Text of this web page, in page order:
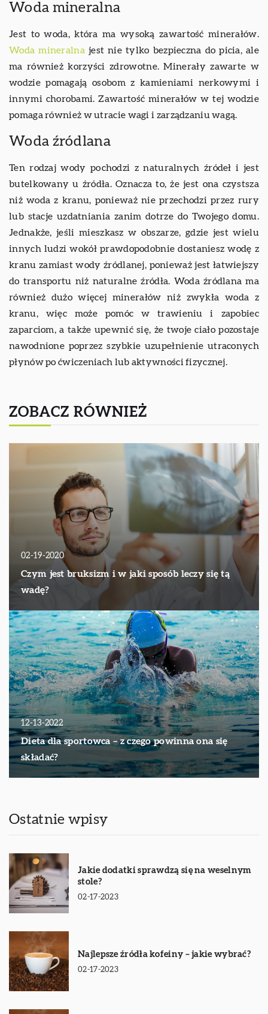
Woda mineralna
Jest to woda, która ma wysoką zawartość minerałów.
Woda mineralnajest nie tylko bezpieczna do picia, ale
ma również korzyści zdrowotne. Minerały zawarte w
wodzie pomagają osobom z kamieniami nerkowymi i
innymi chorobami. Zawartość minerałów w tej wodzie
pomaga również w utracie wagi i zarządzaniu wagą.
Woda źródlana
Ten rodzaj wody pochodzi z naturalnych źródeł i jest
butelkowany u źródła. Oznacza to, że jest ona czystsza
niż woda z kranu, ponieważ nie przechodzi przez rury
lub stacje uzdatniania zanim dotrze do Twojego domu.
Jednakże, jeśli mieszkasz w obszarze, gdzie jest wielu
innych ludzi wokół prawdopodobnie dostaniesz wodę z
kranu zamiast wody źródlanej, ponieważ jest łatwiejszy
do transportu niż naturalne źródła. Woda źródlana ma
również dużo więcej minerałów niż zwykła woda z
kranu, więc może pomóc w trawieniu i zapobiec
zaparciom, a także upewnić się, że twoje ciało pozostaje
nawodnione poprzez szybkie uzupełnienie utraconych
płynów po ćwiczeniach lub aktywności fizycznej.
ZOBACZ RÓWNIEŻ
02-19-2020
Czym jest bruksizm i w jaki sposób leczy się tą
wadę?
12-13-2022
Dieta dla sportowca – z czego powinna ona się
składać?
Ostatnie wpisy
Jakie dodatki sprawdzą się na weselnym
stole?
02-17-2023
Najlepsze źródła kofeiny – jakie wybrać?
02-17-2023